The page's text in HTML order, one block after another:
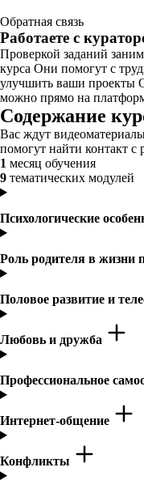
Обратная связь
Работаете с
Проверкой заданий
курса Они помогут с
улучшить ваши проекты
можно прямо на
Содержание
Вас ждут
помогут найти контакт с
1 месяц обучения
9 тематических модулей
Психологические
Роль родителя в жизни
Половое развитие и
Любовь и дружба
Профессиональное
Интернет-общение
Конфликты